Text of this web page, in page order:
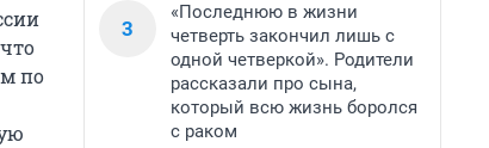
по
3
«Последнюю в жизни
четверть закончил лишь с
одной четверкой». Родители
рассказали про сына,
который всю жизнь боролся
с раком